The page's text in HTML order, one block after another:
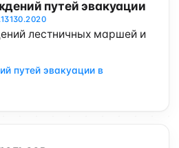
путей эвакуации
лестничных маршей и
путей эвакуации в